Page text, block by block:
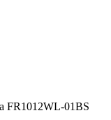
FR1012WL-01BS